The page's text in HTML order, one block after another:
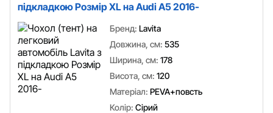
підкладкою Розмір XL на Audi A5 2016-
Бренд: Lavita
Довжина, см: 535
Ширина, см: 178
Висота, см: 120
Матеріал: PEVA+повсть
Колір: Сірий